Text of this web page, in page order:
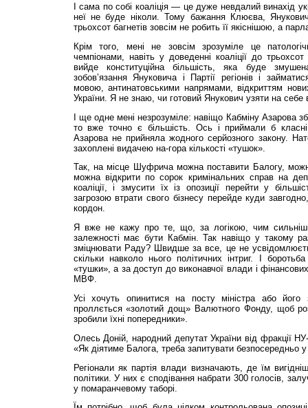
І сама по собі коаліція — це дуже невдалий винахід
неї не буде ніколи. Тому бажання Клюєва,
трьохсот багнетів зовсім не робить її якіснішою, а
Крім того, мені не зовсім зрозуміле це
чемпіонами, навіть у доведенні коаліції до
вийде конституційна більшість, яка буде
зобов’язання Януковича і Партії регіонів і
мовою, антинатовськими напрямами, відкриттям
України. Я не знаю, чи готовий Янукович узяти на себе
І ще одне мені незрозуміле: навіщо Кабміну Азарова
то вже точно є більшість. Ось і приймали б
Азарова не прийняла жодного серйозного закону.
захоплені видачею на-гора кількості «тушок».
Так, на місце Шуфрича можна поставити Балогу,
можна відкрити по сорок кримінальних справ на
коаліції, і змусити їх із опозиції перейти у
загрозою втрати свого бізнесу перейде куди
кордон.
Я вже не кажу про те, що, за логікою, чим
залежності має бути Кабмін. Так навіщо у такому
зміцнювати Раду? Швидше за все, це не
скільки навколо нього політичних інтриг. І
«тушки», а за доступ до виконавчої влади і
МВФ.
Усі хочуть опинитися на посту міністра або
проллється «золотий дощ» Валютного Фонду, щоб
зробили їхні попередники».
Олесь Доній, народний депутат України від фракції
«Як діятиме Балога, треба запитувати безпосередньо у
Регіонали як партія влади визначають, де їм
політики. У них є сподівання набрати 300 голосів,
у помаранчевому таборі.